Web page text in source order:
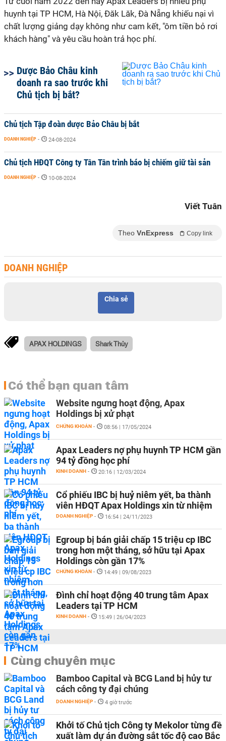
huynh tại TP HCM, Hà Nội, Đăk Lăk, Đà Nẵng khiếu nại vì
chất lượng giảng dạy không như cam kết, "ôm tiền bỏ rơi
khách hàng" và yêu cầu hoàn trả học phí.
Dược Bảo Châu kinh
doanh ra sao trước khi
Chủ tịch bị bắt?
Chủ tịch Tập đoàn dược Bảo Châu bị bắt
DOANH NGHIỆP - 24-08-2024
Chủ tịch HĐQT Công ty Tân Tân trình báo bị chiếm giữ tài sản
DOANH NGHIỆP - 10-08-2024
Viết Tuân
Theo VnExpress Copy link
DOANH NGHIỆP
Chia sẻ
APAX HOLDINGS Shark Thủy
Có thể bạn quan tâm
Website ngưng hoạt động, Apax
Holdings bị xử phạt
CHỨNG KHOÁN - 08:56 | 17/05/2024
Apax Leaders nợ phụ huynh TP HCM gần
94 tỷ đồng học phí
KINH DOANH - 20:16 | 12/03/2024
Cổ phiếu IBC bị huỷ niêm yết, ba thành
viên HĐQT Apax Holdings xin từ nhiệm
DOANH NGHIỆP - 16:54 | 24/11/2023
Egroup bị bán giải chấp 15 triệu cp IBC
trong hơn một tháng, sở hữu tại Apax
Holdings còn gần 17%
CHỨNG KHOÁN - 14:49 | 09/08/2023
Đình chỉ hoạt động 40 trung tâm Apax
Leaders tại TP HCM
KINH DOANH - 15:49 | 26/04/2023
Cùng chuyên mục
Bamboo Capital và BCG Land bị hủy tư
cách công ty đại chúng
DOANH NGHIỆP - 4 giờ trước
Khởi tố Chủ tịch Công ty Mekolor từng đề
xuất làm dự án đường sắt tốc độ cao Bắc